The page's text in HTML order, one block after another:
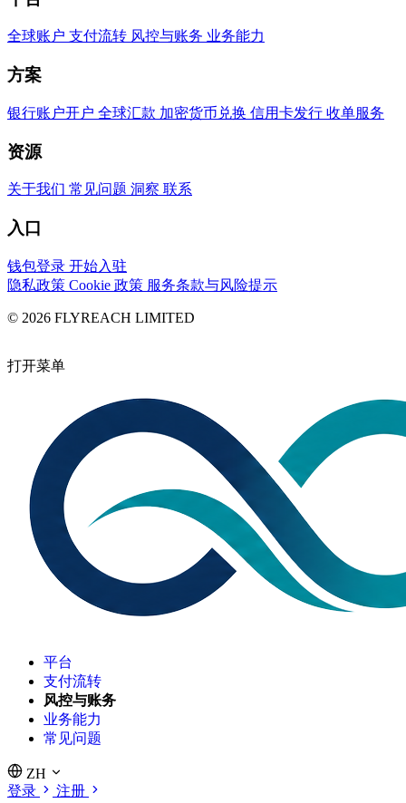
全球账户 支付流转 风控与账务 业务能力
方案
银行账户开户 全球汇款 加密货币兑换 信用卡发行 收单服务
资源
关于我们 常见问题 洞察 联系
入口
钱包登录 开始入驻
隐私政策 Cookie 政策 服务条款与风险提示
© 2026 FLYREACH LIMITED
打开菜单
平台
支付流转
风控与账务
业务能力
常见问题
ZH
登录
注册